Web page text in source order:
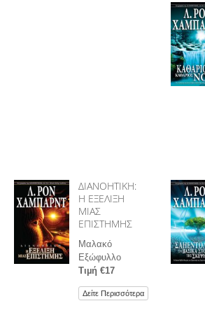
ΔΙΑΝΟΗΤΙΚΗ:
Η ΕΞΕΛΙΞΗ
ΜΙΑΣ
ΕΠΙΣΤΗΜΗΣ
Μαλακό
Εξώφυλλο
Τιµή €17
Δείτε Περισσότερα